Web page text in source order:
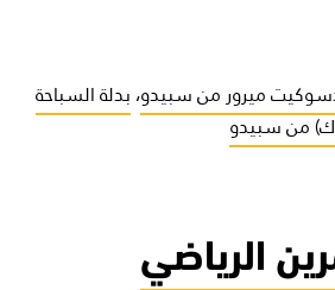
ميرور من سبيدو،بدلة السباحة
من سبيدو
الرياضي